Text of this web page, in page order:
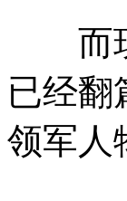
而现
已经翻
领军人